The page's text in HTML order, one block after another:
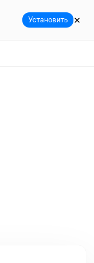
Установить ✕